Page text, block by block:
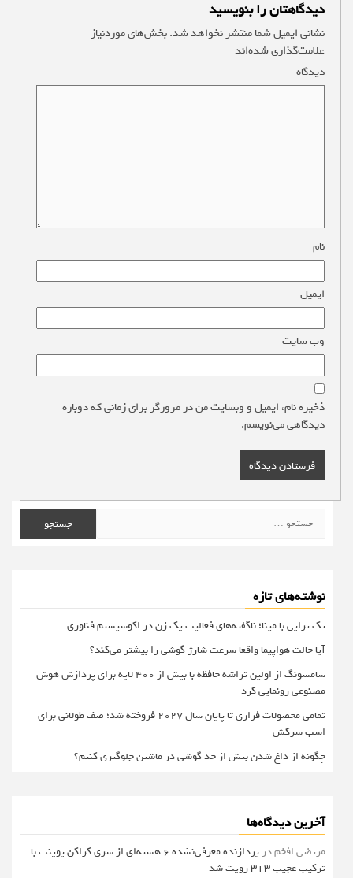
دیدگاهتان را بنویسید
نشانی ایمیل شما منتشر نخواهد شد.بخش‌های موردنیاز
علامت‌گذاری شده‌اند
دیدگاه
نام
ایمیل
وب‌ سایت
ذخیره نام، ایمیل و وبسایت من در مرورگر برای زمانی که دوباره
دیدگاهی می‌نویسم.
برای:
نوشته‌های تازه
تک تراپی با مینا؛ ناگفته‌های فعالیت یک زن در اکوسیستم فناوری
آیا حالت هواپیما واقعا سرعت شارژ گوشی را بیشتر می‌کند؟
سامسونگ از اولین تراشه حافظه با بیش از ۴۰۰ لایه برای پردازش هوش
مصنوعی رونمایی کرد
تمامی محصولات فراری تا پایان سال ۲۰۲۷ فروخته شد؛ صف طولانی برای
اسب سرکش
چگونه از داغ شدن بیش از حد گوشی در ماشین جلوگیری کنیم؟
آخرین دیدگاه‌ها
مرتضی افخمدر
پردازنده معرفی‌نشده 6 هسته‌ای از سری کراکن پوینت با
ترکیب عجیب 3+3 رویت شد